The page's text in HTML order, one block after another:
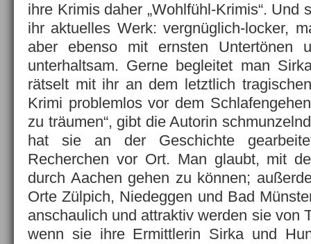
ihre Krimis daher „Wohlfühl-Krimis“. Und
ihr aktuelles Werk: vergnüglich-locker,
aber ebenso mit ernsten Untertönen
unterhaltsam. Gerne begleitet man
rätselt mit ihr an dem letztlich
Krimi problemlos vor dem
zu träumen“, gibt die Autorin
hat sie an der Geschichte
Recherchen vor Ort. Man glaubt, mit
durch Aachen gehen zu können;
Orte Zülpich, Niedeggen und Bad
anschaulich und attraktiv werden sie von
wenn sie ihre Ermittlerin Sirka und